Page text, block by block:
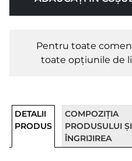
Pentru toate
toate opțiunile de
DETALII
PRODUS
COMPOZIȚIA
PRODUSULUI ȘI
ÎNGRIJIREA